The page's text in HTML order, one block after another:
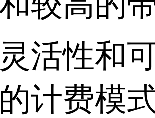
性和可
计费模